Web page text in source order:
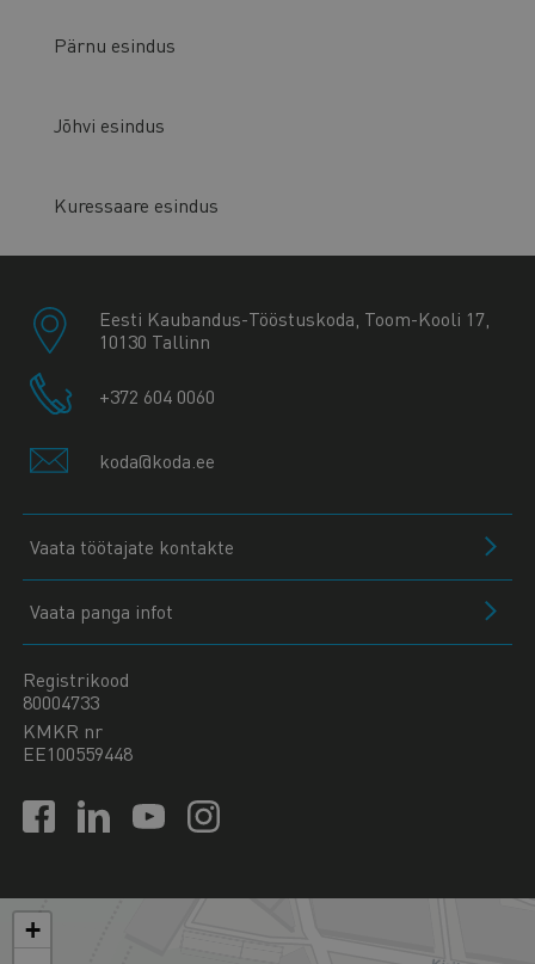
Pärnu esindus
Jõhvi esindus
Kuressaare esindus
Eesti Kaubandus-Tööstuskoda, Toom-Kooli 17,
10130 Tallinn
+372 604 0060
koda@koda.ee
Vaata töötajate kontakte
Vaata panga infot
Registrikood
80004733
KMKR nr
EE100559448
+